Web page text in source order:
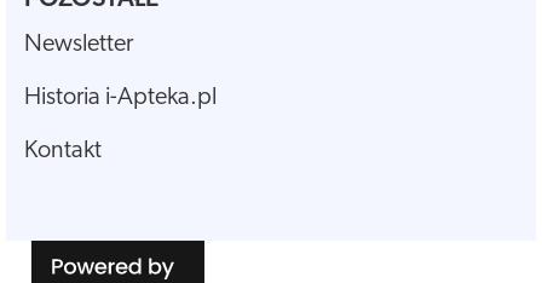
Newsletter
Historia i-Apteka.pl
Kontakt